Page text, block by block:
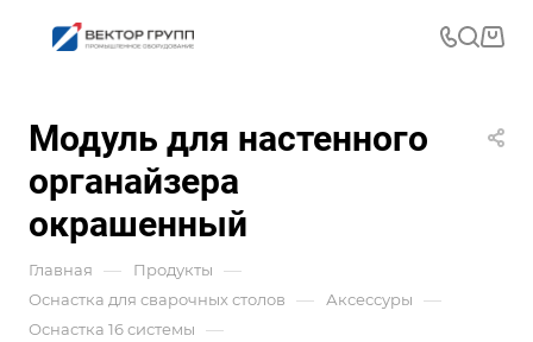
Модуль для настенного
органайзера
окрашенный
Главная — Продукты —
Оснастка для сварочных столов — Аксессуры —
Оснастка 16 системы —